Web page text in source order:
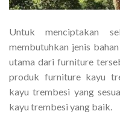
Untuk menciptakan
membutuhkan jenis
utama dari furniture
produk furniture kayu
kayu trembesi yang
kayu trembesi yang baik.